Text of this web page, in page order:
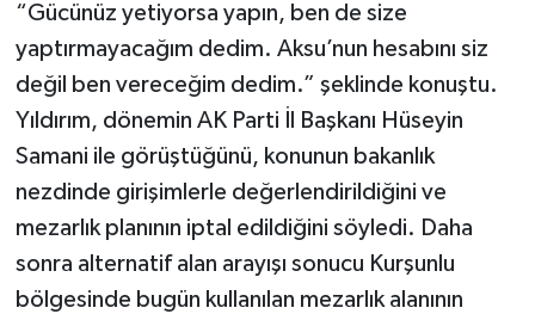
“Gücünüz yetiyorsa yapın, ben de size
yaptırmayacağım dedim. Aksu’nun hesabını siz
değil ben vereceğim dedim.” şeklinde konuştu.
Yıldırım, dönemin AK Parti İl Başkanı Hüseyin
Samani ile görüştüğünü, konunun bakanlık
nezdinde girişimlerle değerlendirildiğini ve
mezarlık planının iptal edildiğini söyledi. Daha
sonra alternatif alan arayışı sonucu Kurşunlu
bölgesinde bugün kullanılan mezarlık alanının